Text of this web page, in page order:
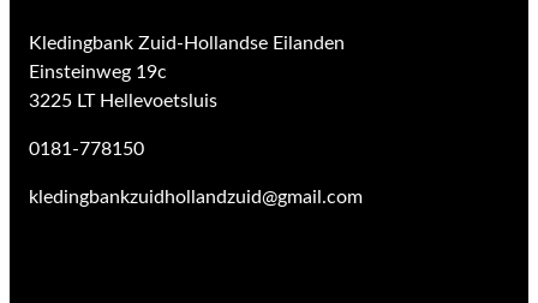
Kledingbank Zuid-Hollandse Eilanden
Einsteinweg 19c
3225 LT Hellevoetsluis
0181-778150
kledingbankzuidhollandzuid@gmail.com